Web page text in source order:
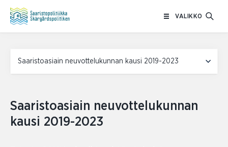
VALIKKO
Saaristoasiain neuvottelukunnan
kausi 2019-2023